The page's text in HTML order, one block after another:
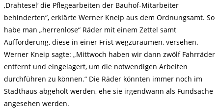
‚Drahtesel‘ die Pflegearbeiten der Bauhof-Mitarbeiter
behinderten“, erklärte Werner Kneip aus dem Ordnungsamt. So
habe man „herrenlose“ Räder mit einem Zettel samt
Aufforderung, diese in einer Frist wegzuräumen, versehen.
Werner Kneip sagte: „Mittwoch haben wir dann zwölf Fahrräder
entfernt und eingelagert, um die notwendigen Arbeiten
durchführen zu können.“ Die Räder könnten immer noch im
Stadthaus abgeholt werden, ehe sie irgendwann als Fundsache
angesehen werden.